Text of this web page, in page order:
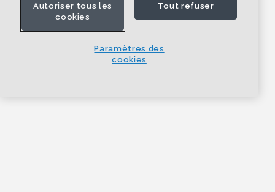
Autoriser tous les
cookies
Tout refuser
Paramètres des
cookies